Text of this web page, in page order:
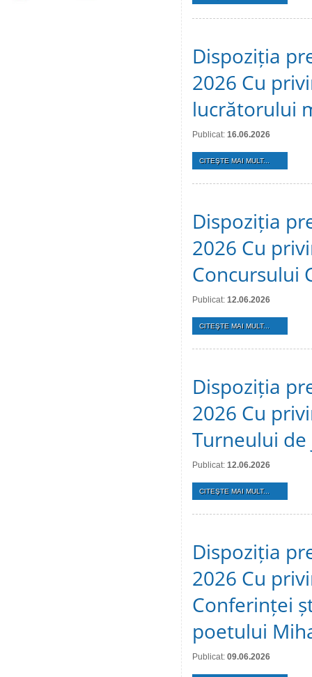
Dispoziția
2026 Cu
lucrătorului
Publicat: 16.06.2026
CITEŞTE MAI MULT...
Dispoziția
2026 Cu
Concursului
Publicat: 12.06.2026
CITEŞTE MAI MULT...
Dispoziția
2026 Cu
Turneului de
Publicat: 12.06.2026
CITEŞTE MAI MULT...
Dispoziția
2026 Cu
Conferinței
poetului
Publicat: 09.06.2026